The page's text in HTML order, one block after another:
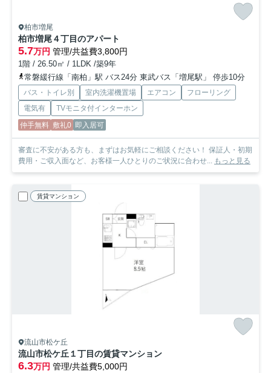
柏市増尾
柏市増尾４丁目のアパート
5.7万円 管理/共益費3,800円
1階 / 26.50㎡ / 1LDK /築9年
常磐緩行線「南柏」駅 バス24分 東武バス「増尾駅」 停歩10分
バス・トイレ別 室内洗濯機置場 エアコン
フローリング
電気有
TVモニタ付インターホン
仲手無料 敷礼0 即入居可
審査に不安がある方も、まずはお気軽にご相談ください！ 保証人・初期
費用・ご収入面など、お客様一人ひとりのご状況に合わせ... もっと見る
賃貸マンション
流山市松ケ丘
流山市松ケ丘１丁目の賃貸マンション
6.3万円 管理/共益費5,000円